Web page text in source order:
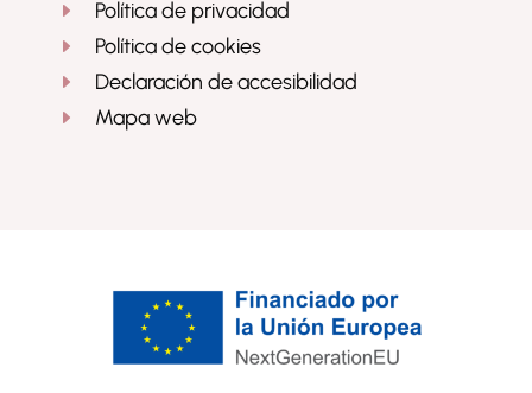
E Política de privacidad
E Política de cookies
E Declaración de accesibilidad
E Mapa web